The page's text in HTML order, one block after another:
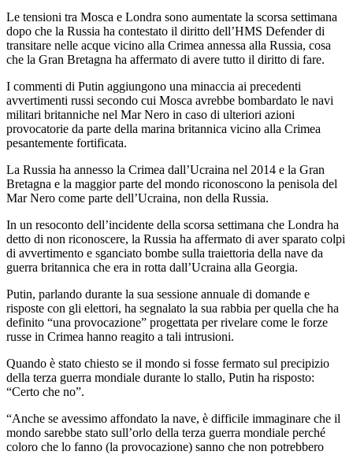
Le tensioni tra Mosca e Londra sono aumentate la scorsa settimana
dopo che la Russia ha contestato il diritto dell’HMS Defender di
transitare nelle acque vicino alla Crimea annessa alla Russia, cosa
che la Gran Bretagna ha affermato di avere tutto il diritto di fare.
I commenti di Putin aggiungono una minaccia ai precedenti
avvertimenti russi secondo cui Mosca avrebbe bombardato le navi
militari britanniche nel Mar Nero in caso di ulteriori azioni
provocatorie da parte della marina britannica vicino alla Crimea
pesantemente fortificata.
La Russia ha annesso la Crimea dall’Ucraina nel 2014 e la Gran
Bretagna e la maggior parte del mondo riconoscono la penisola del
Mar Nero come parte dell’Ucraina, non della Russia.
In un resoconto dell’incidente della scorsa settimana che Londra ha
detto di non riconoscere, la Russia ha affermato di aver sparato colpi
di avvertimento e sganciato bombe sulla traiettoria della nave da
guerra britannica che era in rotta dall’Ucraina alla Georgia.
Putin, parlando durante la sua sessione annuale di domande e
risposte con gli elettori, ha segnalato la sua rabbia per quella che ha
definito “una provocazione” progettata per rivelare come le forze
russe in Crimea hanno reagito a tali intrusioni.
Quando è stato chiesto se il mondo si fosse fermato sul precipizio
della terza guerra mondiale durante lo stallo, Putin ha risposto:
“Certo che no”.
“Anche se avessimo affondato la nave, è difficile immaginare che il
mondo sarebbe stato sull’orlo della terza guerra mondiale perché
coloro che lo fanno (la provocazione) sanno che non potrebbero